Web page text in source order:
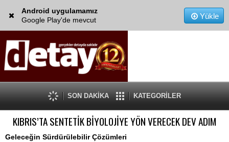
Android uygulamamız
Google Play'de mevcut
Yükle
SON DAKİKA KATEGORİLER
KIBRIS’TA SENTETİK BİYOLOJİYE YÖN VERECEK DEV ADIM
Geleceğin Sürdürülebilir Çözümleri